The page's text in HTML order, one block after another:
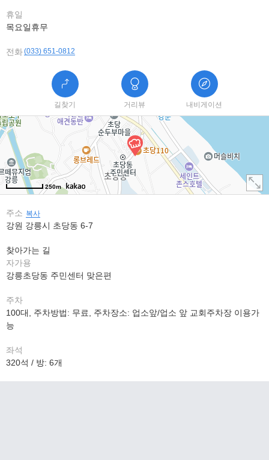
휴일
목요일휴무
전화(033) 651-0812
길찾기 거리뷰 내비게이션
250m
주소 복사
강원 강릉시 초당동 6-7
찾아가는 길
자가용
강릉초당동 주민센터 맞은편
주차
100대, 주차방법: 무료, 주차장소: 업소앞/업소 앞 교회주차장 이용가
능
좌석
320석 / 방: 6개